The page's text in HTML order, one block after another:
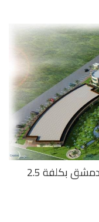
منح رخصة تشييد لمجمع سياحي بريف دمشق بكلفة 2.5